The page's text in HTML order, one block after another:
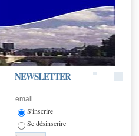
NEWSLETTER
S'inscrire
Se désinscrire